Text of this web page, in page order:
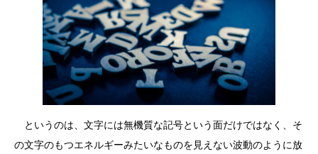
というのは、文字には無機質な記号という面だけではなく、そ
の文字のもつエネルギーみたいなものを見えない波動のように放